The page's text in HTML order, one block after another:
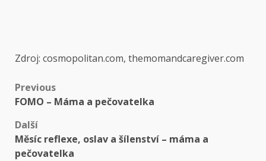
Zdroj: cosmopolitan.com, themomandcaregiver.com
Previous
FOMO – Máma a pečovatelka
Další
Měsíc reflexe, oslav a šílenství – máma a
pečovatelka